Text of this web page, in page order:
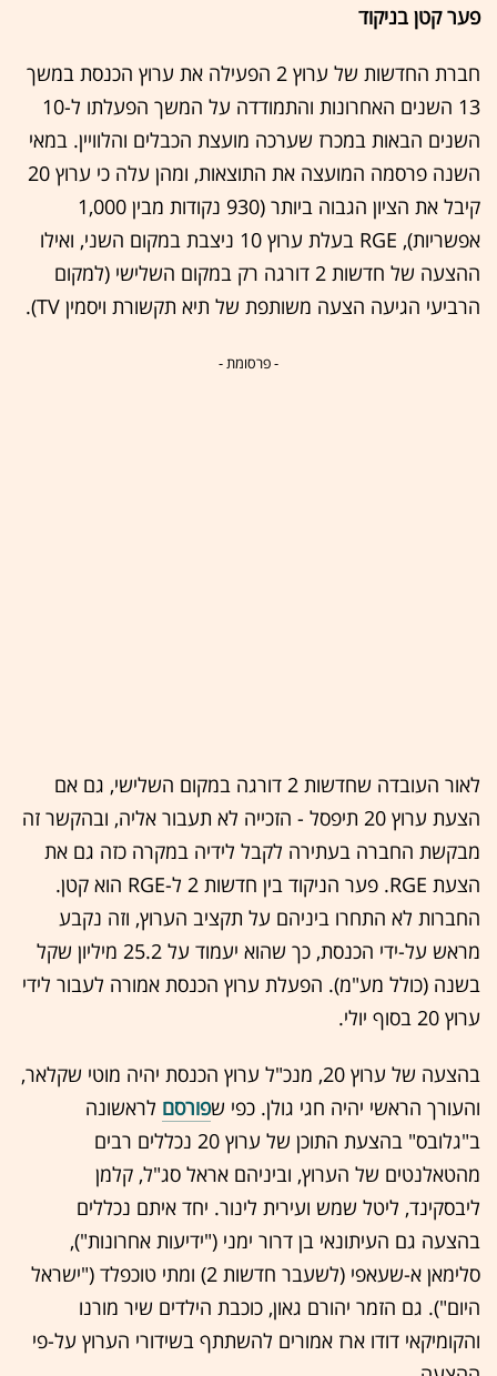
פער קטן בניקוד
חברת החדשות של ערוץ 2 הפעילה את ערוץ הכנסת במשך
13 השנים האחרונות והתמודדה על המשך הפעלתו ל-10
השנים הבאות במכרז שערכה מועצת הכבלים והלוויין. במאי
השנה פרסמה המועצה את התוצאות, ומהן עלה כי ערוץ 20
קיבל את הציון הגבוה ביותר (930 נקודות מבין 1,000
אפשריות), RGE בעלת ערוץ 10 ניצבת במקום השני, ואילו
ההצעה של חדשות 2 דורגה רק במקום השלישי (למקום
הרביעי הגיעה הצעה משותפת של תיא תקשורת ויסמין TV).
- פרסומת -
לאור העובדה שחדשות 2 דורגה במקום השלישי, גם אם
הצעת ערוץ 20 תיפסל - הזכייה לא תעבור אליה, ובהקשר זה
מבקשת החברה בעתירה לקבל לידיה במקרה כזה גם את
הצעת RGE. פער הניקוד בין חדשות 2 ל-RGE הוא קטן.
החברות לא התחרו ביניהם על תקציב הערוץ, וזה נקבע
מראש על-ידי הכנסת, כך שהוא יעמוד על 25.2 מיליון שקל
בשנה (כולל מע"מ). הפעלת ערוץ הכנסת אמורה לעבור לידי
ערוץ 20 בסוף יולי.
בהצעה של ערוץ 20, מנכ"ל ערוץ הכנסת יהיה מוטי שקלאר,
והעורך הראשי יהיה חגי גולן. כפי שפורסם לראשונה
ב"גלובס" בהצעת התוכן של ערוץ 20 נכללים רבים
מהטאלנטים של הערוץ, וביניהם אראל סג"ל, קלמן
ליבסקינד, ליטל שמש ועירית לינור. יחד איתם נכללים
בהצעה גם העיתונאי בן דרור ימני ("ידיעות אחרונות"),
סלימאן א-שעאפי (לשעבר חדשות 2) ומתי טוכפלד ("ישראל
היום"). גם הזמר יהורם גאון, כוכבת הילדים שיר מורנו
והקומיקאי דודו ארז אמורים להשתתף בשידורי הערוץ על-פי